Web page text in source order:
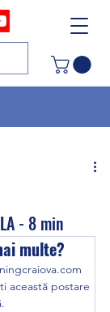
- 8 min
multe?
această postare